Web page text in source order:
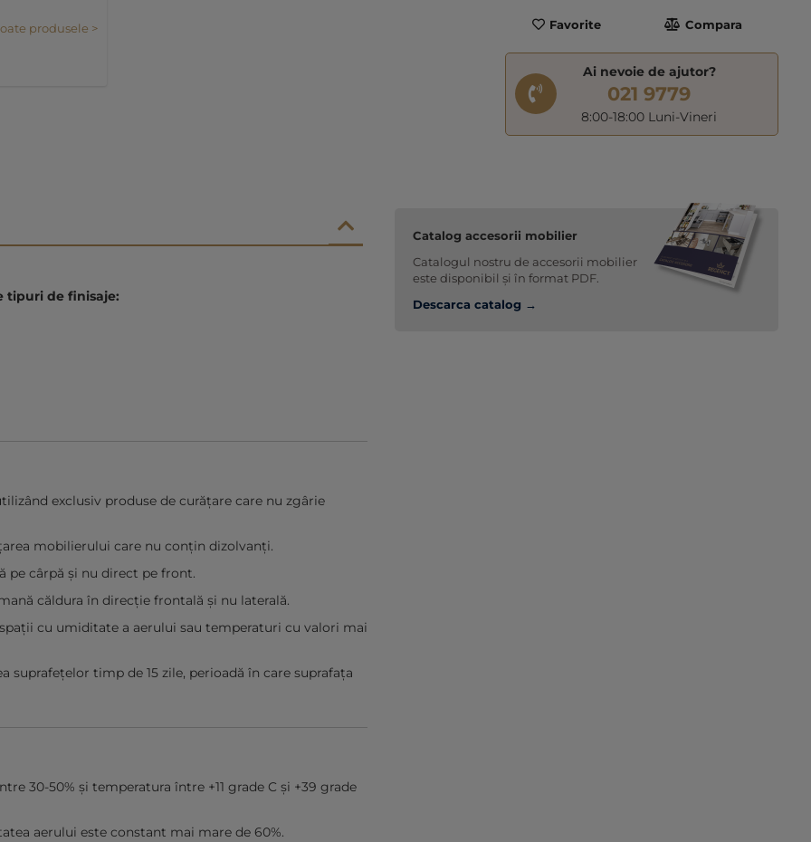
produsele > Favorite Compara
Ai nevoie de ajutor?
021 9779
8:00-18:00 Luni-Vineri
tipuri de finisaje:
exclusiv produse de curățare care nu zgârie
mobilierului care nu conțin dizolvanți.
pe cârpă și nu direct pe front.
căldura în direcție frontală și nu laterală.
cu umiditate a aerului sau temperaturi cu valori mai
timp de 15 zile, perioadă în care suprafața
30-50% și temperatura între +11 grade C și +39 grade
aerului este constant mai mare de 60%.
Catalog accesorii mobilier
Catalogul nostru de accesorii mobilier
este disponibil și în format PDF.
Descarca catalog →